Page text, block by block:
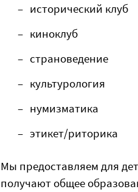
исторический клуб
киноклуб
страноведение
культурология
нумизматика
этикет/риторика
Мы предоставляем для
получают общее